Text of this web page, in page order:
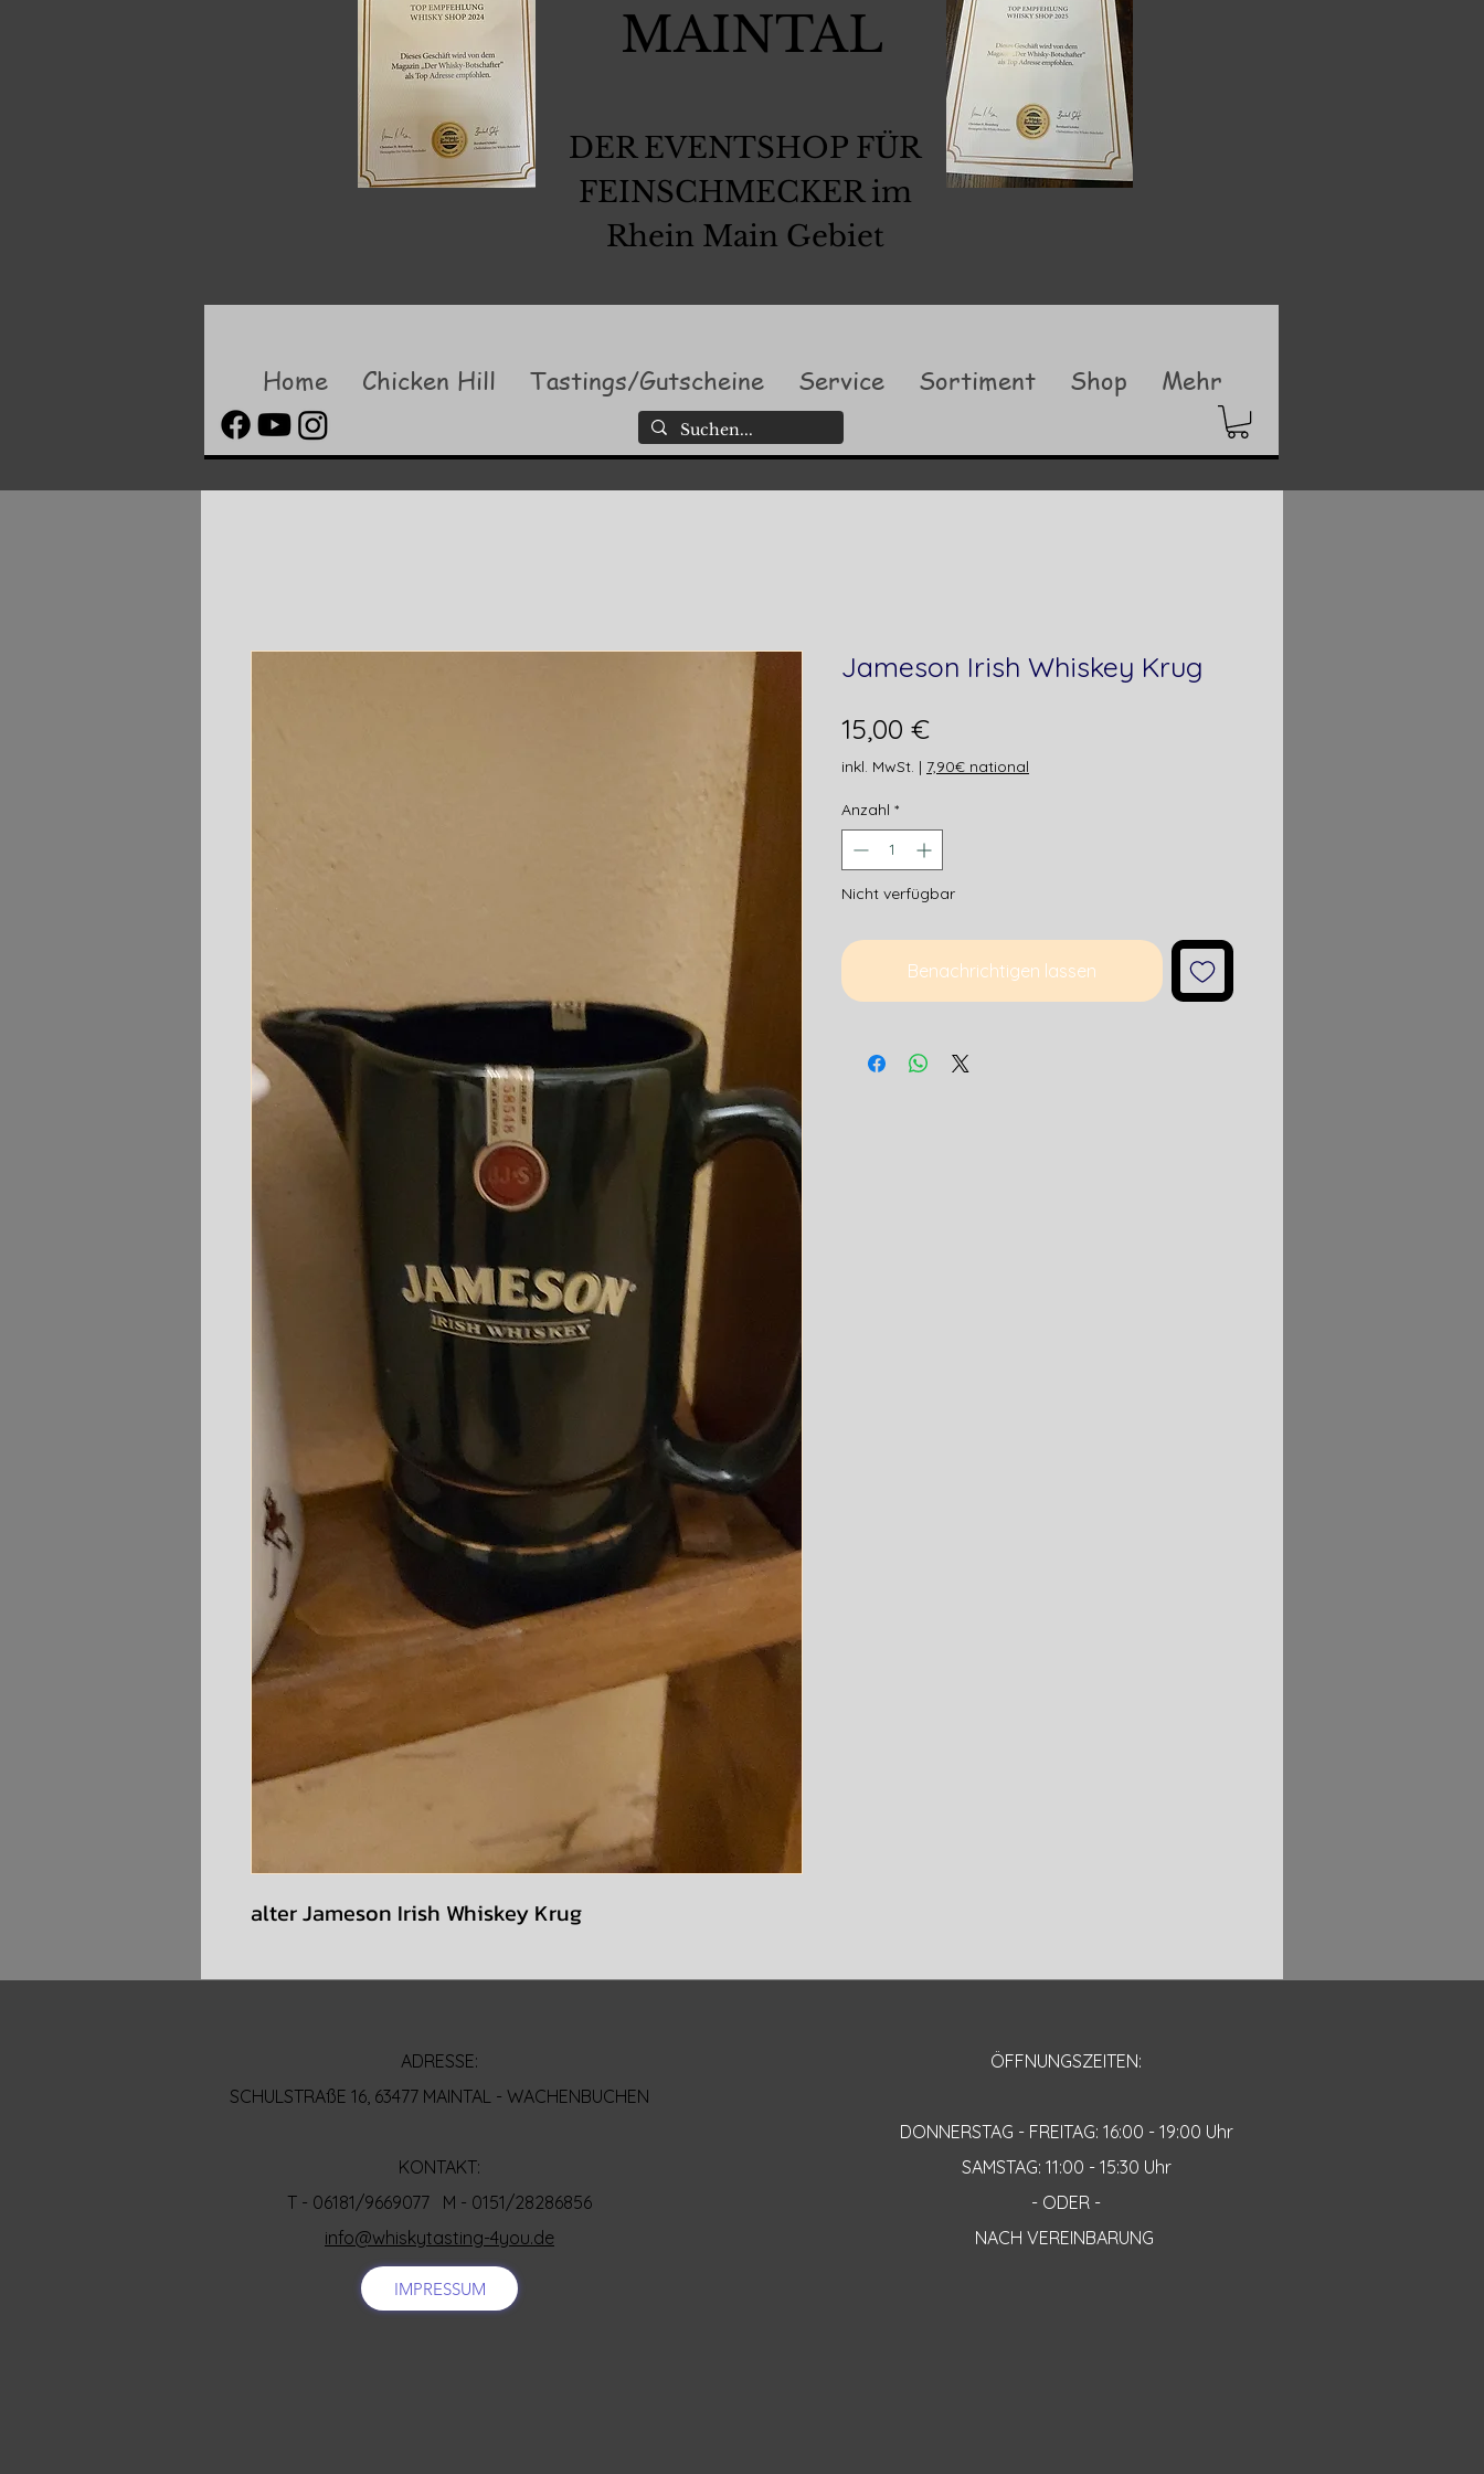
MAINTAL
DER EVENTSHOP FÜR
FEINSCHMECKER im
Rhein Main Gebiet
Home Chicken Hill Tastings/Gutscheine Service Sortiment Shop Mehr
alter Jameson Irish Whiskey Krug
Jameson Irish Whiskey Krug
15,00 €Preis
inkl. MwSt. | 7,90€ national
Anzahl *
Nicht verfügbar
Benachrichtigen lassen
ADRESSE:
SCHULSTRAßE 16, 63477 MAINTAL - WACHENBUCHEN
KONTAKT:
T - 06181/9669077 M - 0151/28286856
info@whiskytasting-4you.de
IMPRESSUM
ÖFFNUNGSZEITEN:
DONNERSTAG - FREITAG: 16:00 - 19:00 Uhr
SAMSTAG: 11:00 - 15:30 Uhr
- ODER -
NACH VEREINBARUNG